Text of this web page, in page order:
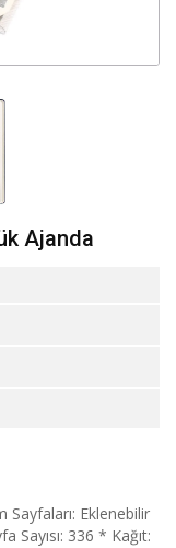
Ajanda
Eklenebilir
Sayısı: 336 * Kağıt: